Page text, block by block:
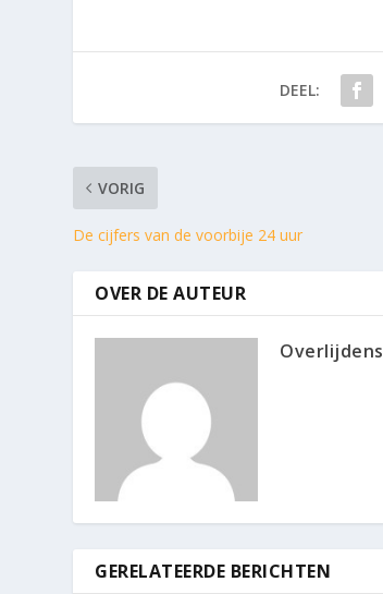
DEEL:
VORIG
De cijfers van de voorbije 24 uur
OVER DE AUTEUR
Overlijdens
GERELATEERDE BERICHTEN